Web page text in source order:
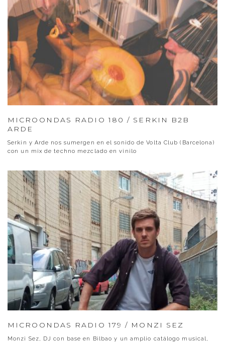
MICROONDAS RADIO 180 / SERKIN B2B
ARDE
Serkin y Arde nos sumergen en el sonido de Volta Club (Barcelona)
con un mix de techno mezclado en vinilo
MICROONDAS RADIO 179 / MONZI SEZ
Monzi Sez, DJ con base en Bilbao y un amplio catálogo musical,